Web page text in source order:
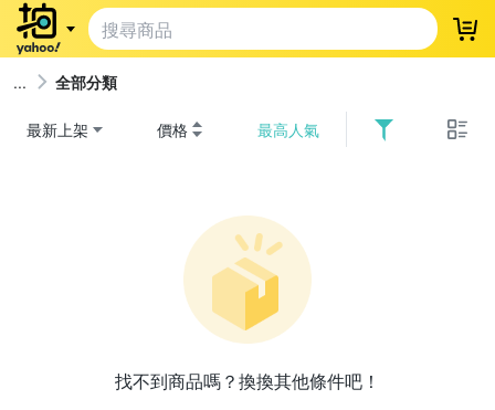
登
全部分類
最新上架 價格 最高人氣
找不到商品嗎？換換其他條件吧！